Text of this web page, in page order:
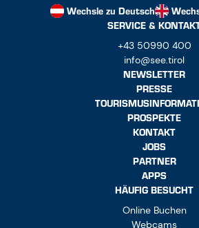
Wechsle zu Deutsch
SERVICE &
+43 50990 400
info@see.tirol
NEWSLETTER
PRESSE
PROSPEKTE
KONTAKT
JOBS
PARTNER
APPS
HÄUFIG BESUCHT
Online Buchen
Webcams